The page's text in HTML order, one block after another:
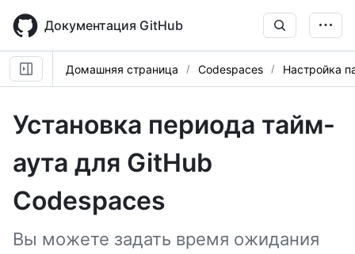
main
content
Документация GitHub
Домашняя страница Codespaces Настройка
Установка периода тайм-
аута для GitHub
Codespaces
Вы можете задать время ожидания